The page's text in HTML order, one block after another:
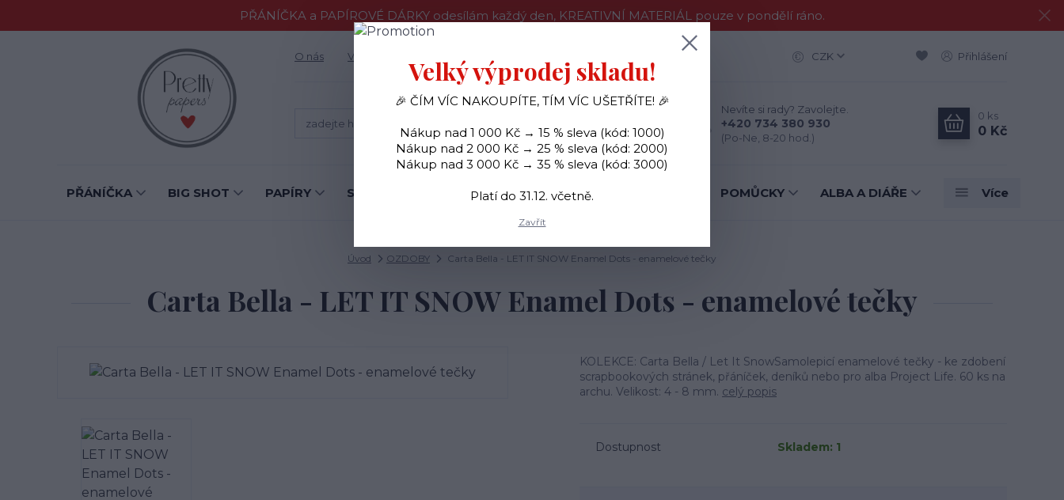
PŘÁNÍČKA a PAPÍROVÉ DÁRKY odesílám každý den, KREATIVNÍ MATERIÁL pouze v pondělí ráno.
O nás Vše o nákupu CZK Přihlášení
Nevíte si rady? Zavolejte.
+420 734 380 930
(Po-Ne, 8-20 hod.)
0 ks
0 Kč
PŘÁNÍČKA BIG SHOT PAPÍRY SAMOLEPKY OZDOBY RAZÍTKA POMŮCKY ALBA A DIÁŘE Více
Úvod OZDOBY Carta Bella - LET IT SNOW Enamel Dots - enamelové tečky
Carta Bella - LET IT SNOW Enamel Dots - enamelové tečky
KOLEKCE: Carta Bella / Let It SnowSamolepicí enamelové tečky - ke zdobení
scrapbookových stránek, přáníček, deníků nebo pro alba Project Life. 60 ks na
archu. Velikost: 4 - 8 mm. celý popis
Dostupnost Skladem: 1
Velký výprodej skladu!
🎉 ČÍM VÍC NAKOUPÍTE, TÍM VÍC UŠETŘÍTE! 🎉
Nákup nad 1 000 Kč → 15 % sleva (kód: 1000)
Nákup nad 2 000 Kč → 25 % sleva (kód: 2000)
Nákup nad 3 000 Kč → 35 % sleva (kód: 3000)
Platí do 31.12. včetně.
Zavřít